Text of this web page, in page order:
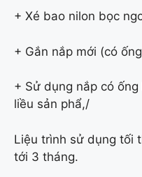
+ Xé bao nilon bọc
+ Gắn nắp mới (có
+ Sử dụng nắp có
liều sản phẩ,/
Liệu trình sử dụng tối
tới 3 tháng.